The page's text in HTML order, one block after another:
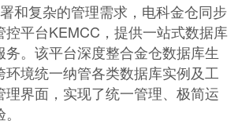
和复杂的管理需求，电科金仓同步
控平台KEMCC，提供一站式数据库
。该平台深度整合金仓数据库生
环境统一纳管各类数据库实例及工
界面，实现了统一管理、极简运